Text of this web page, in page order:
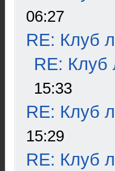
06:27
RE: Клуб
RE: Клуб
15:33
RE: Клуб
15:29
RE: Клуб